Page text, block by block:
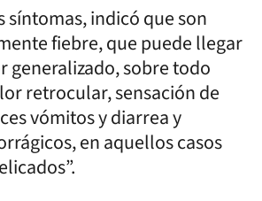
síntomas, indicó que son
fiebre, que puede llegar
generalizado, sobre todo
retrocular, sensación de
vómitos y diarrea y
en aquellos casos